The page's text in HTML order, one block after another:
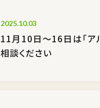
2025.10.03
11月10日〜16日は「ア
相談ください